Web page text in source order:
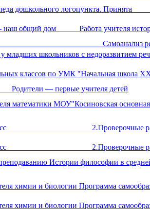
логопеда дошкольного
– наш общий дом Работа
учителя Самоанализ
у младших школьников с
классов по УМК
— первые учителя детей
математики МОУ"Косиновская
4класс 2.Проверочные работы №
4класс 2.Проверочные работы №
Истории философии в
химии и биологии Программа
химии и биологии Программа